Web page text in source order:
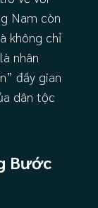
Nam còn
không chỉ
nhân
đầy gian
dân tộc
Bước